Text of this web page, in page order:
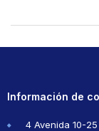
Información de
4 Avenida 10-